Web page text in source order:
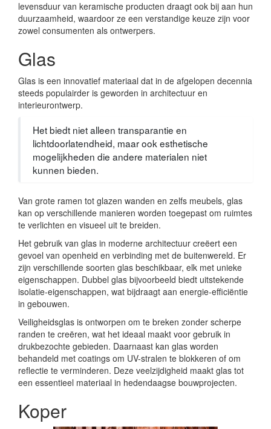
levensduur van keramische producten draagt ook bij aan hun
duurzaamheid, waardoor ze een verstandige keuze zijn voor
zowel consumenten als ontwerpers.
Glas
Glas is een innovatief materiaal dat in de afgelopen decennia
steeds populairder is geworden in architectuur en
interieurontwerp.
Het biedt niet alleen transparantie en
lichtdoorlatendheid, maar ook esthetische
mogelijkheden die andere materialen niet
kunnen bieden.
Van grote ramen tot glazen wanden en zelfs meubels, glas
kan op verschillende manieren worden toegepast om ruimtes
te verlichten en visueel uit te breiden.
Het gebruik van glas in moderne architectuur creëert een
gevoel van openheid en verbinding met de buitenwereld. Er
zijn verschillende soorten glas beschikbaar, elk met unieke
eigenschappen. Dubbel glas bijvoorbeeld biedt uitstekende
isolatie-eigenschappen, wat bijdraagt aan energie-efficiëntie
in gebouwen.
Veiligheidsglas is ontworpen om te breken zonder scherpe
randen te creëren, wat het ideaal maakt voor gebruik in
drukbezochte gebieden. Daarnaast kan glas worden
behandeld met coatings om UV-stralen te blokkeren of om
reflectie te verminderen. Deze veelzijdigheid maakt glas tot
een essentieel materiaal in hedendaagse bouwprojecten.
Koper